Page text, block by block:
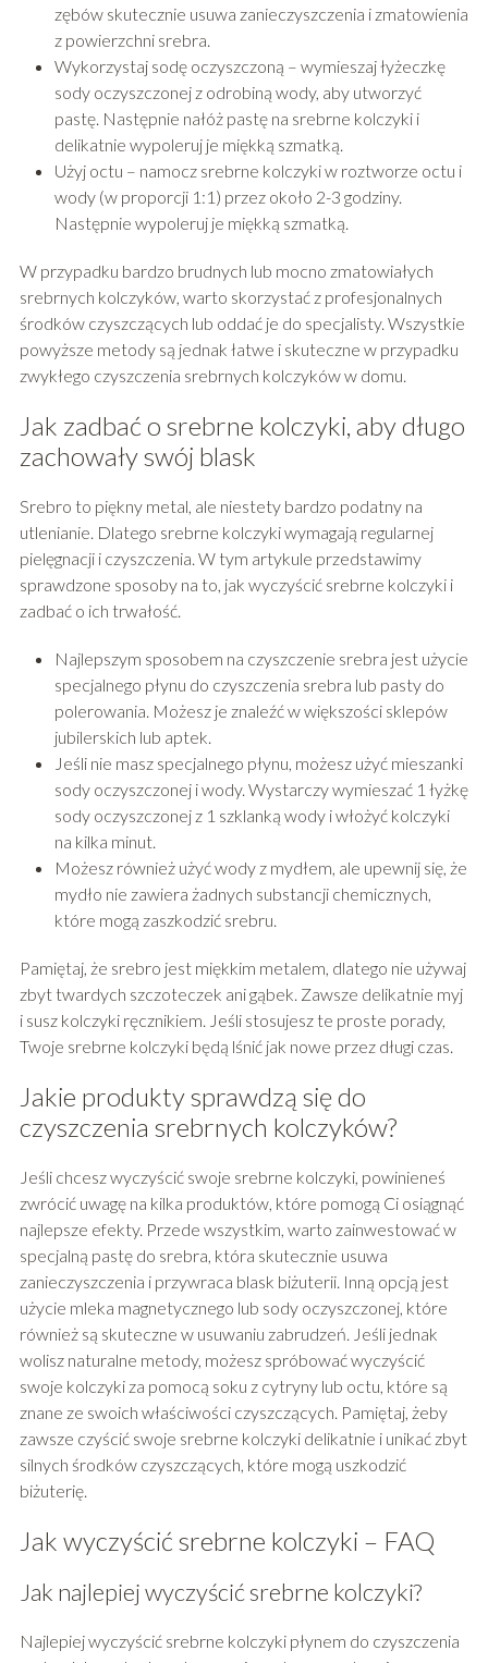
zębów skutecznie usuwa zanieczyszczenia i zmatowienia
z powierzchni srebra.
Wykorzystaj sodę oczyszczoną – wymieszaj łyżeczkę
sody oczyszczonej z odrobiną wody, aby utworzyć
pastę. Następnie nałóż pastę na srebrne kolczyki i
delikatnie wypoleruj je miękką szmatką.
Użyj octu – namocz srebrne kolczyki w roztworze octu i
wody (w proporcji 1:1) przez około 2-3 godziny.
Następnie wypoleruj je miękką szmatką.
W przypadku bardzo brudnych lub mocno zmatowiałych
srebrnych kolczyków, warto skorzystać z profesjonalnych
środków czyszczących lub oddać je do specjalisty. Wszystkie
powyższe metody są jednak łatwe i skuteczne w przypadku
zwykłego czyszczenia srebrnych kolczyków w domu.
Jak zadbać o srebrne kolczyki, aby długo
zachowały swój blask
Srebro to piękny metal, ale niestety bardzo podatny na
utlenianie. Dlatego srebrne kolczyki wymagają regularnej
pielęgnacji i czyszczenia. W tym artykule przedstawimy
sprawdzone sposoby na to, jak wyczyścić srebrne kolczyki i
zadbać o ich trwałość.
Najlepszym sposobem na czyszczenie srebra jest użycie
specjalnego płynu do czyszczenia srebra lub pasty do
polerowania. Możesz je znaleźć w większości sklepów
jubilerskich lub aptek.
Jeśli nie masz specjalnego płynu, możesz użyć mieszanki
sody oczyszczonej i wody. Wystarczy wymieszać 1 łyżkę
sody oczyszczonej z 1 szklanką wody i włożyć kolczyki
na kilka minut.
Możesz również użyć wody z mydłem, ale upewnij się, że
mydło nie zawiera żadnych substancji chemicznych,
które mogą zaszkodzić srebru.
Pamiętaj, że srebro jest miękkim metalem, dlatego nie używaj
zbyt twardych szczoteczek ani gąbek. Zawsze delikatnie myj
i susz kolczyki ręcznikiem. Jeśli stosujesz te proste porady,
Twoje srebrne kolczyki będą lśnić jak nowe przez długi czas.
Jakie produkty sprawdzą się do
czyszczenia srebrnych kolczyków?
Jeśli chcesz wyczyścić swoje srebrne kolczyki, powinieneś
zwrócić uwagę na kilka produktów, które pomogą Ci osiągnąć
najlepsze efekty. Przede wszystkim, warto zainwestować w
specjalną pastę do srebra, która skutecznie usuwa
zanieczyszczenia i przywraca blask biżuterii. Inną opcją jest
użycie mleka magnetycznego lub sody oczyszczonej, które
również są skuteczne w usuwaniu zabrudzeń. Jeśli jednak
wolisz naturalne metody, możesz spróbować wyczyścić
swoje kolczyki za pomocą soku z cytryny lub octu, które są
znane ze swoich właściwości czyszczących. Pamiętaj, żeby
zawsze czyścić swoje srebrne kolczyki delikatnie i unikać zbyt
silnych środków czyszczących, które mogą uszkodzić
biżuterię.
Jak wyczyścić srebrne kolczyki – FAQ
Jak najlepiej wyczyścić srebrne kolczyki?
Najlepiej wyczyścić srebrne kolczyki płynem do czyszczenia